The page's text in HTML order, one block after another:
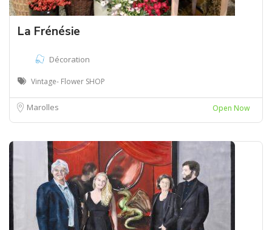
La Frénésie
Décoration
Vintage- Flower SHOP
Marolles Open Now